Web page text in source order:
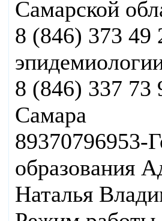
Самарской
8 (846) 373
8 (846) 337 73
Самара
89370796953-
образования
Наталья